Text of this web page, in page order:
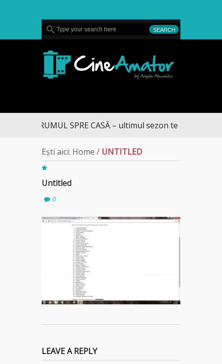
DRUMUL SPRE CASĂ – ultimul sezon te aduce la
Ești aici: Home / UNTITLED
Untitled
0
LEAVE A REPLY